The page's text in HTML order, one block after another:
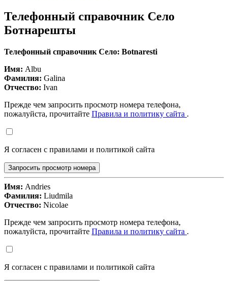
Телефонный справочник Село
Ботнарешты
Телефонный справочник Село: Botnaresti
Имя: Albu
Фамилия: Galina
Отчество: Ivan
Прежде чем запросить просмотр номера телефона,
пожалуйста, прочитайте Правила и политику сайта .
Я согласен с правилами и политикой сайта
Запросить просмотр номера
Имя: Andries
Фамилия: Liudmila
Отчество: Nicolae
Прежде чем запросить просмотр номера телефона,
пожалуйста, прочитайте Правила и политику сайта .
Я согласен с правилами и политикой сайта